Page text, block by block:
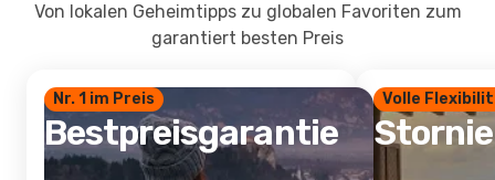
Von lokalen Geheimtipps zu globalen Favoriten zum
garantiert besten Preis
Nr. 1 im Preis
Bestpreisgarantie
Volle